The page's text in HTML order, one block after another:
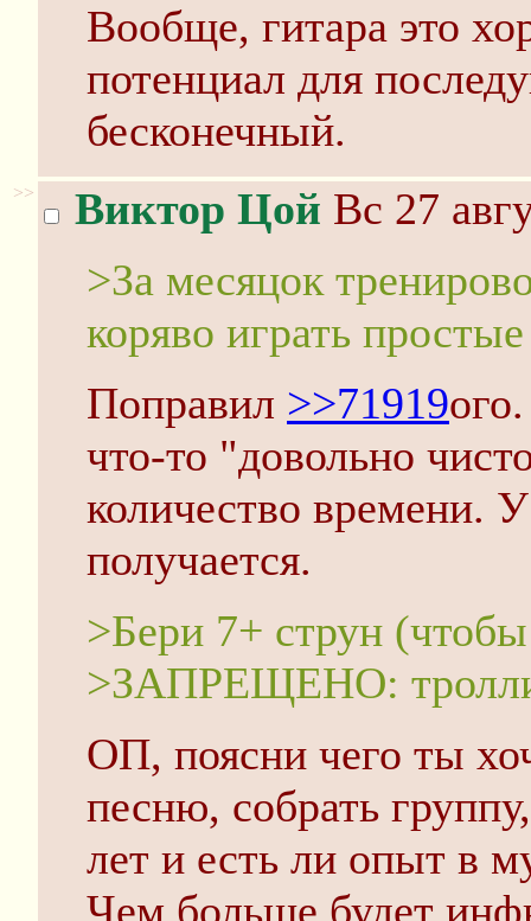
Вообще, гитара это
потенциал для
бесконечный.
>> Виктор Цой Вс 27
>За месяцок
коряво играть
Поправил >>71919
что-то "довольно
количество времени.
получается.
>Бери 7+ струн
>ЗАПРЕЩЕНО:
ОП, поясни чего ты
песню, собрать
лет и есть ли опыт в
Чем больше будет